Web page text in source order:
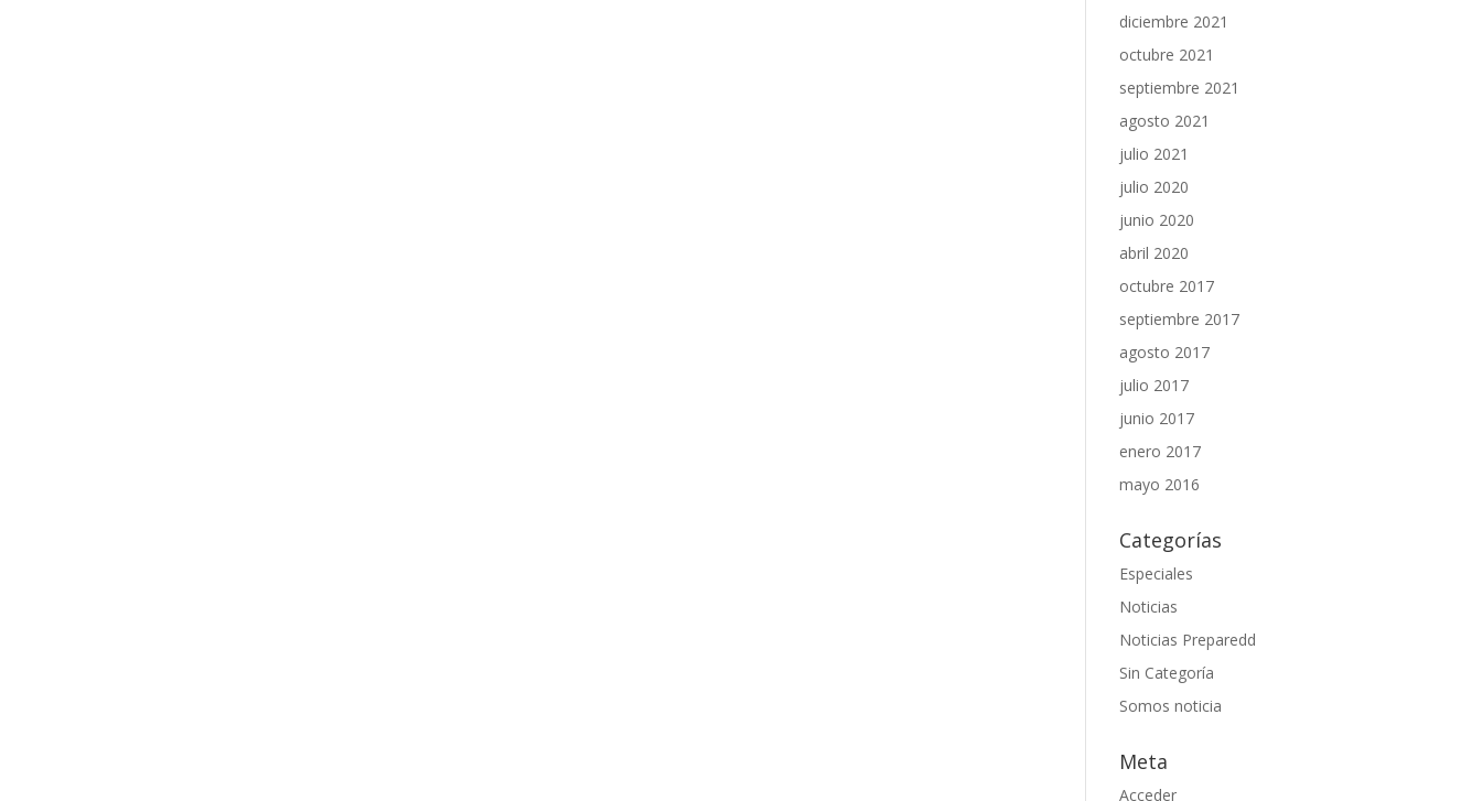
diciembre 2021
octubre 2021
septiembre 2021
agosto 2021
julio 2021
julio 2020
junio 2020
abril 2020
octubre 2017
septiembre 2017
agosto 2017
julio 2017
junio 2017
enero 2017
mayo 2016
Categorías
Especiales
Noticias
Noticias Preparedd
Sin Categoría
Somos noticia
Meta
Acceder